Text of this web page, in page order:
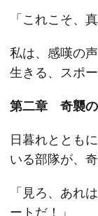
「これこそ、
私は、感嘆の
生きる、スポ
第二章 奇襲
日暮れととも
いる部隊が、
「見ろ、あれ
ートだ！」